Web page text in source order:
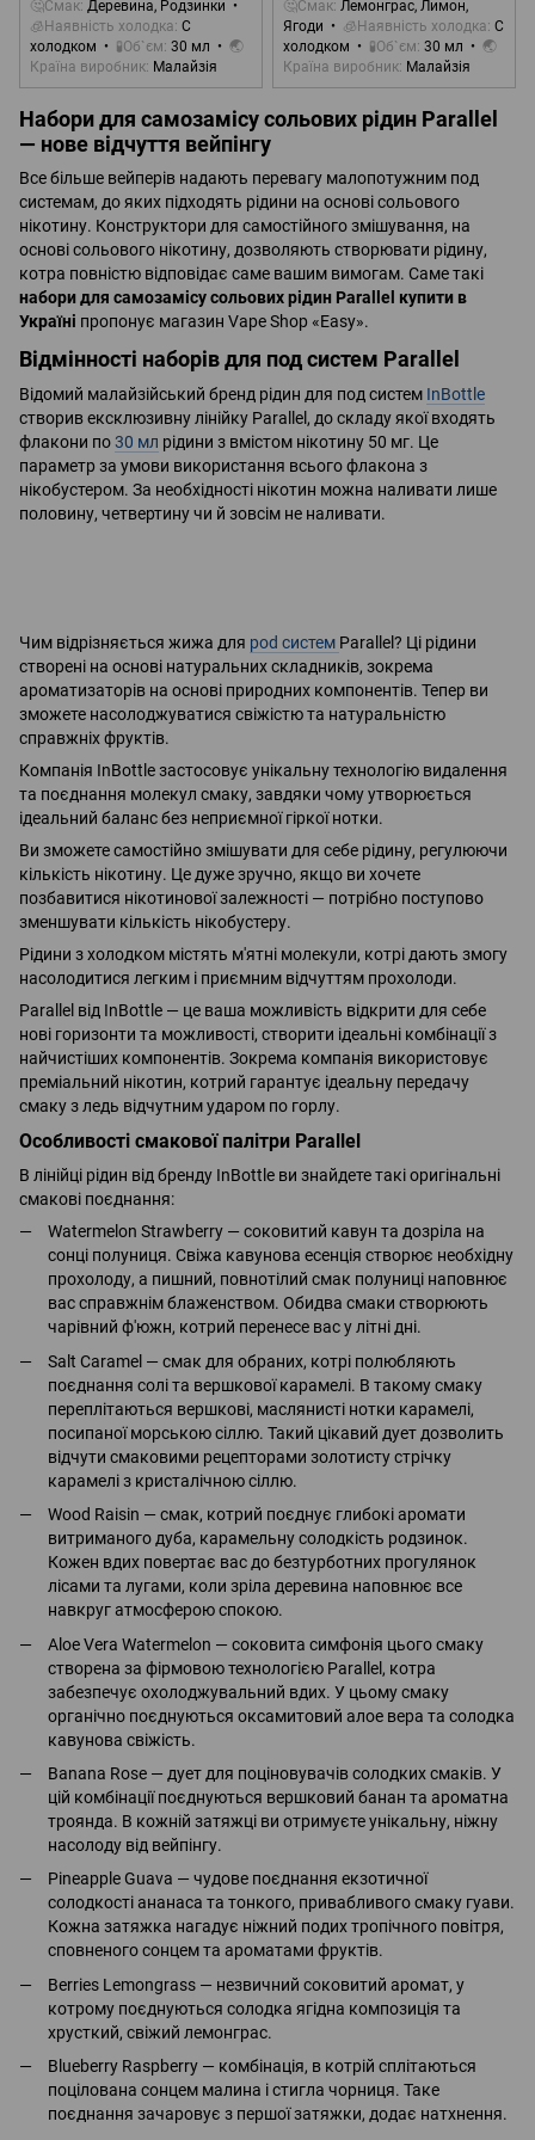
🤔Смак Деревина, Родзинки
🧊Наявність холодка С
холодком
🧪Об`єм 30 мл
🌏
Країна виробник Малайзія
🤔Смак Лемонграс, Лимон,
Ягоди
🧊Наявність холодка С
холодком
🧪Об`єм 30 мл
🌏
Країна виробник Малайзія
Набори для самозамісу сольових рідин Parallel
— нове відчуття вейпінгу
Все більше вейперів надають перевагу малопотужним под
системам, до яких підходять рідини на основі сольового
нікотину. Конструктори для самостійного змішування, на
основі сольового нікотину, дозволяють створювати рідину,
котра повністю відповідає саме вашим вимогам. Саме такі
набори для самозамісу сольових рідин Parallel купити в
Україні пропонує магазин Vape Shop «Easy».
Відмінності наборів для под систем Parallel
Відомий малайзійський бренд рідин для под систем InBottle
створив ексклюзивну лінійку Parallel, до складу якої входять
флакони по30 мл рідини з вмістом нікотину 50 мг. Це
параметр за умови використання всього флакона з
нікобустером. За необхідності нікотин можна наливати лише
половину, четвертину чи й зовсім не наливати.
Чим відрізняється жижа для pod систем Parallel? Ці рідини
створені на основі натуральних складників, зокрема
ароматизаторів на основі природних компонентів. Тепер ви
зможете насолоджуватися свіжістю та натуральністю
справжніх фруктів.
Компанія InBottle застосовує унікальну технологію видалення
та поєднання молекул смаку, завдяки чому утворюється
ідеальний баланс без неприємної гіркої нотки.
Ви зможете самостійно змішувати для себе рідину, регулюючи
кількість нікотину. Це дуже зручно, якщо ви хочете
позбавитися нікотинової залежності — потрібно поступово
зменшувати кількість нікобустеру.
Рідини з холодком містять м'ятні молекули, котрі дають змогу
насолодитися легким і приємним відчуттям прохолоди.
Parallel від InBottle — це ваша можливість відкрити для себе
нові горизонти та можливості, створити ідеальні комбінації з
найчистіших компонентів. Зокрема компанія використовує
преміальний нікотин, котрий гарантує ідеальну передачу
смаку з ледь відчутним ударом по горлу.
Особливості смакової палітри Parallel
В лінійці рідин від бренду InBottle ви знайдете такі оригінальні
смакові поєднання:
Watermelon Strawberry — соковитий кавун та дозріла на
сонці полуниця. Свіжа кавунова есенція створює необхідну
прохолоду, а пишний, повнотілий смак полуниці наповнює
вас справжнім блаженством. Обидва смаки створюють
чарівний ф'южн, котрий перенесе вас у літні дні.
Salt Caramel — смак для обраних, котрі полюбляють
поєднання солі та вершкової карамелі. В такому смаку
переплітаються вершкові, маслянисті нотки карамелі,
посипаної морською сіллю. Такий цікавий дует дозволить
відчути смаковими рецепторами золотисту стрічку
карамелі з кристалічною сіллю.
Wood Raisin — смак, котрий поєднує глибокі аромати
витриманого дуба, карамельну солодкість родзинок.
Кожен вдих повертає вас до безтурботних прогулянок
лісами та лугами, коли зріла деревина наповнює все
навкруг атмосферою спокою.
Aloe Vera Watermelon — соковита симфонія цього смаку
створена за фірмовою технологією Parallel, котра
забезпечує охолоджувальний вдих. У цьому смаку
органічно поєднуються оксамитовий алое вера та солодка
кавунова свіжість.
Banana Rose — дует для поціновувачів солодких смаків. У
цій комбінації поєднуються вершковий банан та ароматна
троянда. В кожній затяжці ви отримуєте унікальну, ніжну
насолоду від вейпінгу.
Pineapple Guava — чудове поєднання екзотичної
солодкості ананаса та тонкого, привабливого смаку гуави.
Кожна затяжка нагадує ніжний подих тропічного повітря,
сповненого сонцем та ароматами фруктів.
Berries Lemongrass — незвичний соковитий аромат, у
котрому поєднуються солодка ягідна композиція та
хрусткий, свіжий лемонграс.
Blueberry Raspberry — комбінація, в котрій сплітаються
поцілована сонцем малина і стигла чорниця. Таке
поєднання зачаровує з першої затяжки, додає натхнення.